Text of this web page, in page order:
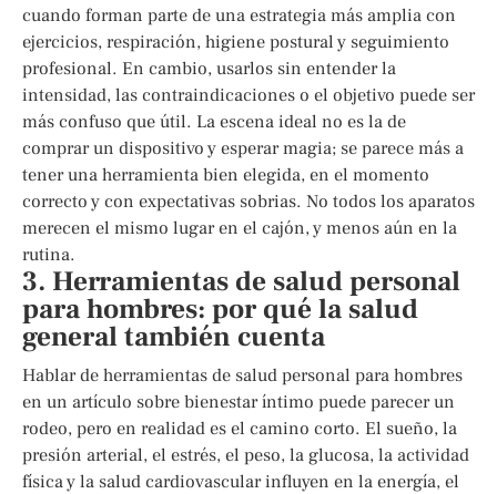
cuando forman parte de una estrategia más amplia con
ejercicios, respiración, higiene postural y seguimiento
profesional. En cambio, usarlos sin entender la
intensidad, las contraindicaciones o el objetivo puede ser
más confuso que útil. La escena ideal no es la de
comprar un dispositivo y esperar magia; se parece más a
tener una herramienta bien elegida, en el momento
correcto y con expectativas sobrias. No todos los aparatos
merecen el mismo lugar en el cajón, y menos aún en la
rutina.
3. Herramientas de salud personal
para hombres: por qué la salud
general también cuenta
Hablar de herramientas de salud personal para hombres
en un artículo sobre bienestar íntimo puede parecer un
rodeo, pero en realidad es el camino corto. El sueño, la
presión arterial, el estrés, el peso, la glucosa, la actividad
física y la salud cardiovascular influyen en la energía, el